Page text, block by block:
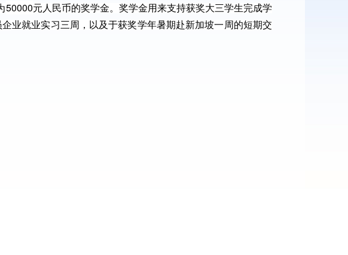
50000元人民币的奖学金。奖学金用来支持获奖大三学生完成学
业就业实习三周，以及于获奖学年暑期赴新加坡一周的短期交